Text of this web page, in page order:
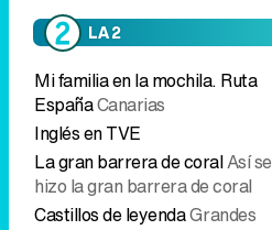
LA 2
Mi familia en la mochila. Ruta
EspañaCanarias
Inglés en TVE
La gran barrera de coralAsí se
hizo la gran barrera de coral
Castillos de leyendaGrandes